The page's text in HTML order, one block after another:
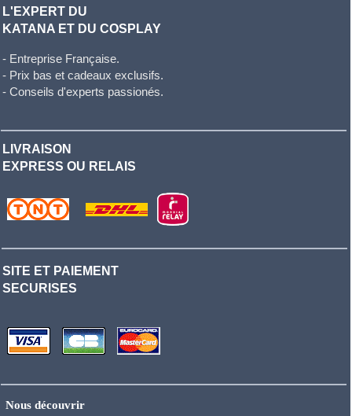
L'EXPERT DU
KATANA ET DU COSPLAY
- Entreprise Française.
- Prix bas et cadeaux exclusifs.
- Conseils d'experts passionés.
LIVRAISON
EXPRESS OU RELAIS
SITE ET PAIEMENT
SECURISES
Nous découvrir